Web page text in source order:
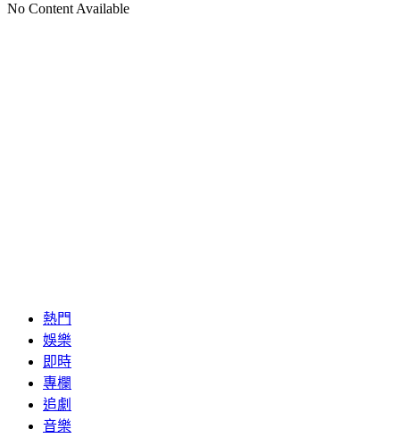
No Content Available
熱門
娛樂
即時
專欄
追劇
音樂